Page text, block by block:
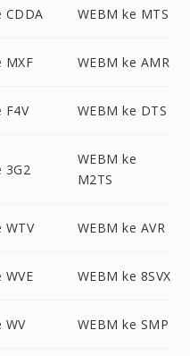
CDDA WEBM ke MTS
MXF WEBM ke AMR
F4V WEBM ke DTS
3G2
WEBM ke
M2TS
WTV WEBM ke AVR
WVE WEBM ke 8SVX
WV WEBM ke SMP